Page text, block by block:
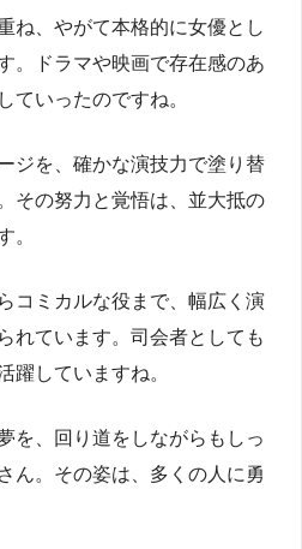
ね、やがて本格的に女優とし
。ドラマや映画で存在感のあ
ていったのですね。
ジを、確かな演技力で塗り替
その努力と覚悟は、並大抵の
。
コミカルな役まで、幅広く演
れています。司会者としても
躍していますね。
を、回り道をしながらもしっ
ん。その姿は、多くの人に勇